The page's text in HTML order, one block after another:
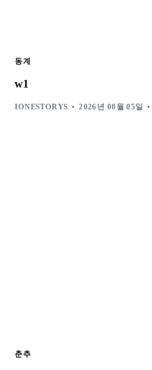
동계
w1
IONESTORYS 2026년 08월 05일
춘추